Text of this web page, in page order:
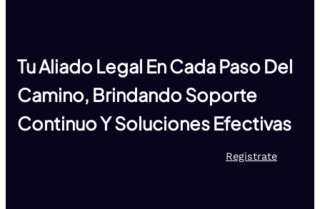
Tu Aliado Legal En Cada Paso Del
Camino, Brindando Soporte
Continuo Y Soluciones Efectivas
Registrate